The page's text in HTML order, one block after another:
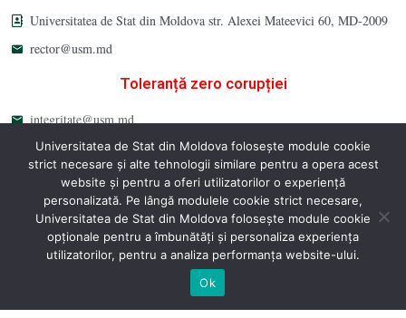
Universitatea de Stat din Moldova str. Alexei Mateevici 60, MD-2009
rector@usm.md
Toleranță zero corupției
integritate@usm.md
usm.md
Universitatea de Stat din Moldova 2026 © All Rights Reserved
Universitatea de Stat din Moldova folosește module cookie
strict necesare și alte tehnologii similare pentru a opera acest
website și pentru a oferi utilizatorilor o experiență
personalizată. Pe lângă modulele cookie strict necesare,
Universitatea de Stat din Moldova folosește module cookie
opționale pentru a îmbunătăți și personaliza experiența
utilizatorilor, pentru a analiza performanța website-ului.
Ok